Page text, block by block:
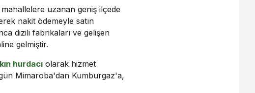
uzanan geniş ilçede
nakit ödemeyle satın
dizili fabrikaları ve gelişen
gelmiştir.
hurdacı olarak hizmet
Mimaroba'dan Kumburgaz'a,